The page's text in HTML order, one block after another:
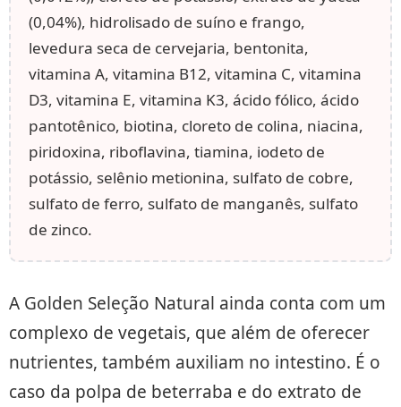
(0,04%), hidrolisado de suíno e frango,
levedura seca de cervejaria, bentonita,
vitamina A, vitamina B12, vitamina C, vitamina
D3, vitamina E, vitamina K3, ácido fólico, ácido
pantotênico, biotina, cloreto de colina, niacina,
piridoxina, riboflavina, tiamina, iodeto de
potássio, selênio metionina, sulfato de cobre,
sulfato de ferro, sulfato de manganês, sulfato
de zinco.
A Golden Seleção Natural ainda conta com um
complexo de vegetais, que além de oferecer
nutrientes, também auxiliam no intestino. É o
caso da polpa de beterraba e do extrato de